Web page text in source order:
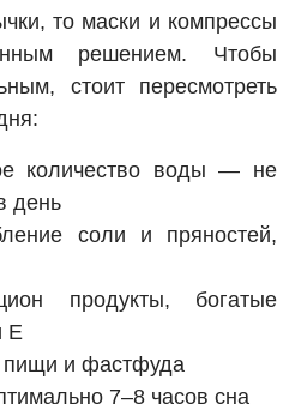
то маски и компрессы
решением. Чтобы
стоит пересмотреть
количество воды — не
день
соли и пряностей,
продукты, богатые
Е
пищи и фастфуда
7–8 часов сна